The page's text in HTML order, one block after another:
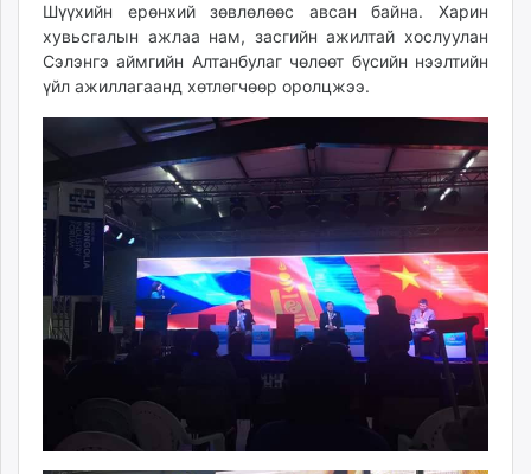
shuurhai.mn
unuudur.mn
isee.mn
itoim.mn
tumen.mn
shuum.mn
times.mn
tvmongolia.mn
mass.mn
unegui.mn
tac.mn
Шүүхийн ерөнхий зөвлөлөөс авсан байна. Харин
хувьсгалын ажлаа нам, засгийн ажилтай хослуулан
Сэлэнгэ аймгийн Алтанбулаг чөлөөт бүсийн нээлтийн
үйл ажиллагаанд хөтлөгчөөр оролцжээ.